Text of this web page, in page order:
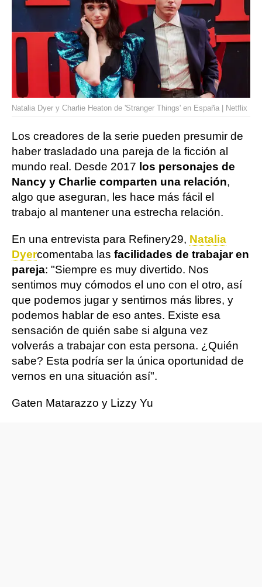
Natalia Dyer y Charlie Heaton de 'Stranger Things' en España | Netflix
Los creadores de la serie pueden presumir de
haber trasladado una pareja de la ficción al
mundo real. Desde 2017 los personajes de
Nancy y Charlie comparten una relación,
algo que aseguran, les hace más fácil el
trabajo al mantener una estrecha relación.
En una entrevista para Refinery29, Natalia
Dyercomentaba las facilidades de trabajar en
pareja: "Siempre es muy divertido. Nos
sentimos muy cómodos el uno con el otro, así
que podemos jugar y sentirnos más libres, y
podemos hablar de eso antes. Existe esa
sensación de quién sabe si alguna vez
volverás a trabajar con esta persona. ¿Quién
sabe? Esta podría ser la única oportunidad de
vernos en una situación así".
Gaten Matarazzo y Lizzy Yu